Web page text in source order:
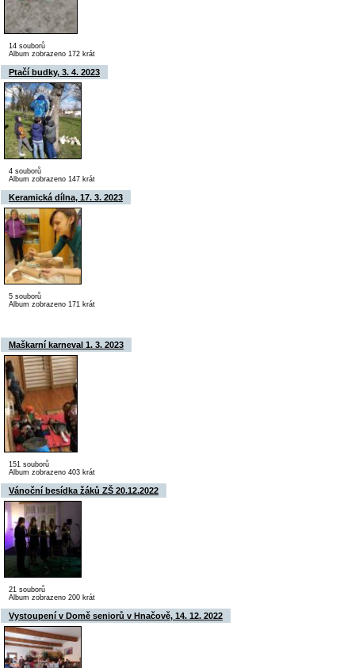
14 souborů
Album zobrazeno 172 krát
Ptačí budky, 3. 4. 2023
4 souborů
Album zobrazeno 147 krát
Keramická dílna, 17. 3. 2023
5 souborů
Album zobrazeno 171 krát
Maškarní karneval 1. 3. 2023
151 souborů
Album zobrazeno 403 krát
Vánoční besídka žáků ZŠ 20.12.2022
21 souborů
Album zobrazeno 200 krát
Vystoupení v Domě seniorů v Hnačově, 14. 12. 2022